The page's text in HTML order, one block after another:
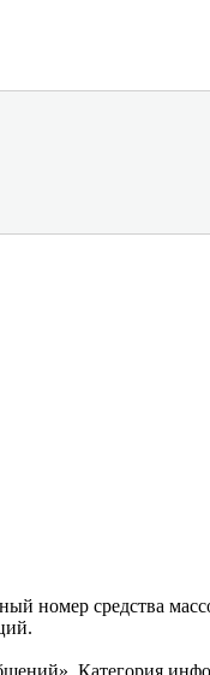
номер средства
Категория